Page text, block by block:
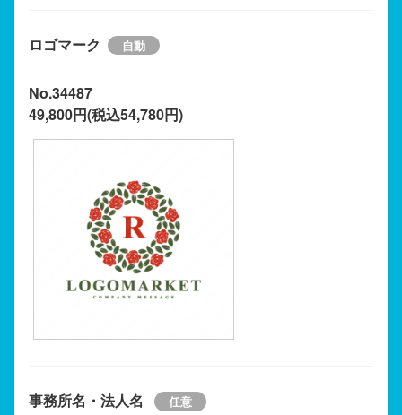
ロゴマーク
No.34487
49,800円(税込54,780円)
事務所名・法人名